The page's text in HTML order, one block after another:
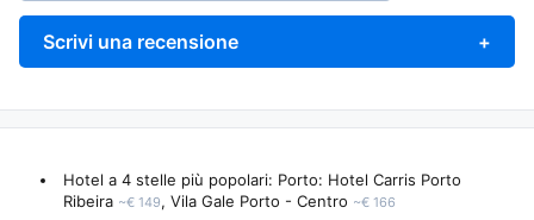
Scrivi una recensione +
Hotel a 4 stelle più popolari: Porto: Hotel Carris Porto
Ribeira ~€ 149, Vila Gale Porto - Centro ~€ 166